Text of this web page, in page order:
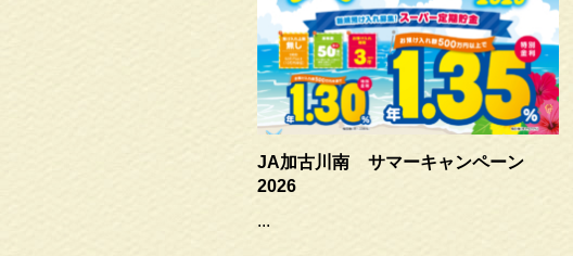
JA加古川南 サマーキャンペーン
2026
...